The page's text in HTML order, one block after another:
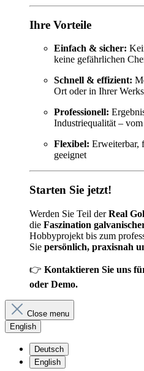
Ihre Vorteile
Einfach & sicher:
keine gefährlichen
Schnell & effizient:
Ort oder in Ihrer
Professionell:
Industriequalität –
Flexibel: Erweiterbar,
geeignet
Starten Sie jetzt!
Werden Sie Teil derReal
die Faszination
Hobbyprojekt bis zum
Sie persönlich, praxisnah
👉 Kontaktieren Sie uns
oder Demo.
Close menu
English
Deutsch
English